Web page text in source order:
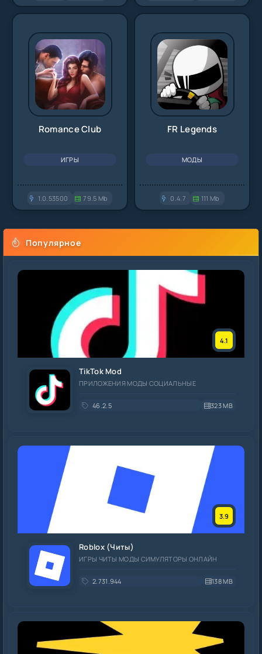
Romance Club
ИГРЫ
1.0.53500 79.5 Mb
FR Legends
МОДЫ
0.4.7 111 Mb
Популярное
4.1
TikTok Mod
ПРИЛОЖЕНИЯ МОДЫ СОЦИАЛЬНЫЕ
46.2.5 323 MB
3.9
Roblox (Читы)
ИГРЫ ЧИТЫ МОДЫ СИМУЛЯТОРЫ ОНЛАЙН
2.731.944 138 MB